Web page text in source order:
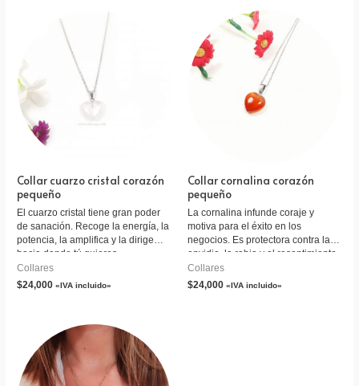
Collar cuarzo cristal corazón
pequeño
El cuarzo cristal tiene gran poder
de sanación. Recoge la energía, la
potencia, la amplifica y la dirige
hacia donde tú quieres.
Collares
$24,000 «IVA incluido»
Collar cornalina corazón
pequeño
La cornalina infunde coraje y
motiva para el éxito en los
negocios. Es protectora contra la
envidia, la rabia y el resentimiento.
Collares
$24,000 «IVA incluido»